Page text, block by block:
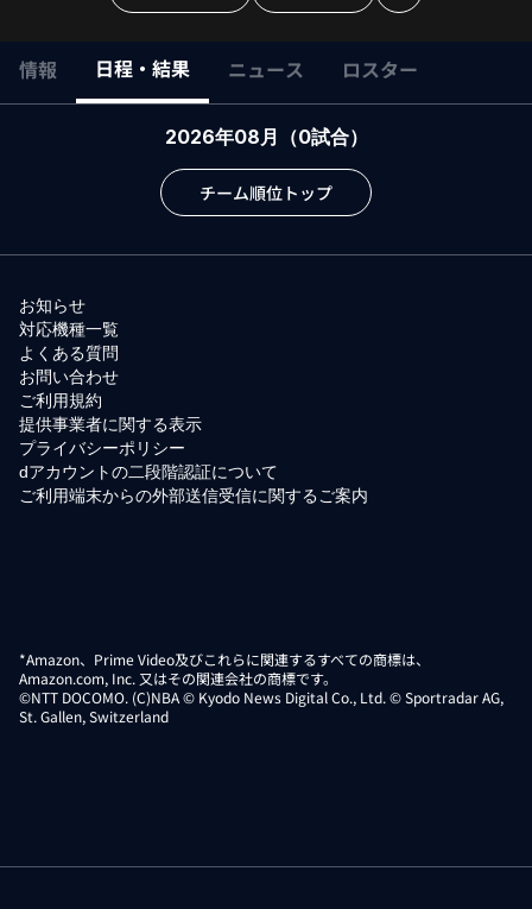
情報 日程・結果 ニュース ロスター
2026年08月 （0試合）
チーム順位トップ
お知らせ
対応機種一覧
よくある質問
お問い合わせ
ご利用規約
提供事業者に関する表示
プライバシーポリシー
dアカウントの二段階認証について
ご利用端末からの外部送信受信に関するご案内
*Amazon、Prime Video及びこれらに関連するすべての商標は、
Amazon.com, Inc. 又はその関連会社の商標です。
©NTT DOCOMO. (C)NBA © Kyodo News Digital Co., Ltd. © Sportradar AG,
St. Gallen, Switzerland